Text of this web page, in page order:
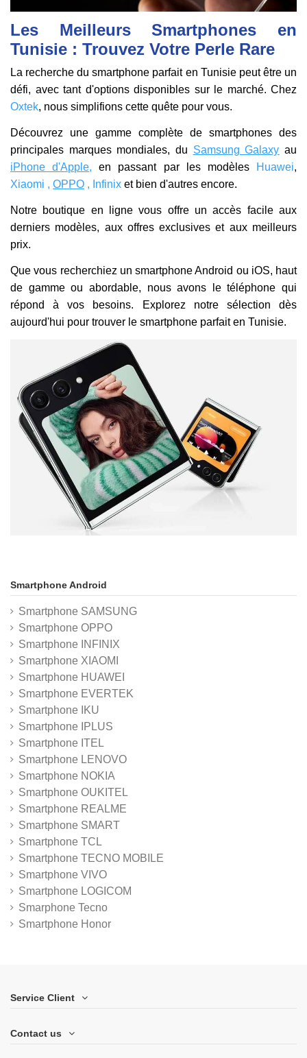
Les Meilleurs Smartphones en
Tunisie : Trouvez Votre Perle Rare
La recherche du smartphone parfait en Tunisie peut être un
défi, avec tant d'options disponibles sur le marché. Chez
Oxtek, nous simplifions cette quête pour vous.
Découvrez une gamme complète de smartphones des
principales marques mondiales, du Samsung Galaxy au
iPhone d'Apple,en passant par les modèlesHuawei,
Xiaomi , OPPO , Infinix et bien d'autres encore.
Notre boutique en ligne vous offre un accès facile aux
derniers modèles, aux offres exclusives et aux meilleurs
prix.
Que vous recherchiez un smartphone Android ou iOS, haut
de gamme ou abordable, nous avons le téléphone qui
répond à vos besoins. Explorez notre sélection dès
aujourd'hui pour trouver le smartphone parfait en Tunisie.
Smartphone Android
Smartphone SAMSUNG
Smartphone OPPO
Smartphone INFINIX
Smartphone XIAOMI
Smartphone HUAWEI
Smartphone EVERTEK
Smartphone IKU
Smartphone IPLUS
Smartphone ITEL
Smartphone LENOVO
Smartphone NOKIA
Smartphone OUKITEL
Smartphone REALME
Smartphone SMART
Smartphone TCL
Smartphone TECNO MOBILE
Smartphone VIVO
Smartphone LOGICOM
Smarphone Tecno
Smartphone Honor
Service Client
Contact us